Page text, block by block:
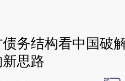
务结构看中国破
思路